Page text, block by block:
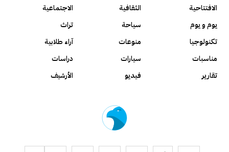
الافتتاحية
الثقافية
الاجتماعية
يوم و يوم
سياحة
تراث
تكنولوجيا
منوعات
آراء طلابية
مناسبات
سيارات
دراسات
تقارير
فيديو الأرشيف